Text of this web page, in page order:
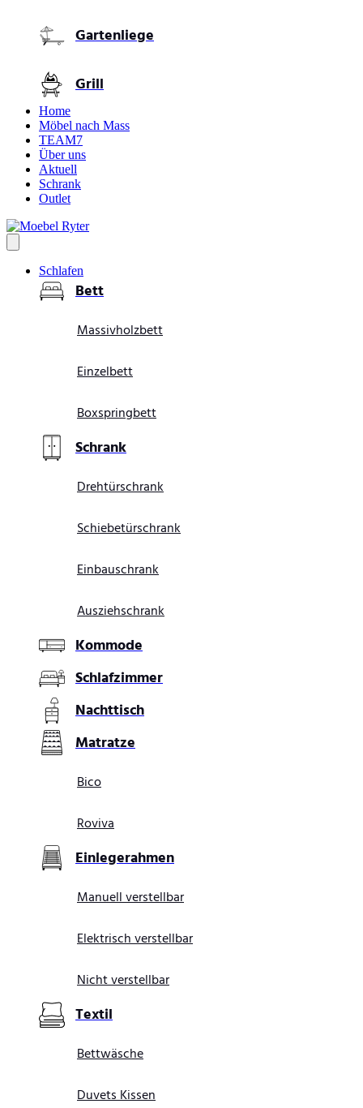
Gartenliege
Grill
Home
Möbel nach Mass
TEAM7
Über uns
Aktuell
Schrank
Outlet
Schlafen
Bett
Massivholzbett
Einzelbett
Boxspringbett
Schrank
Drehtürschrank
Schiebetürschrank
Einbauschrank
Ausziehschrank
Kommode
Schlafzimmer
Nachttisch
Matratze
Bico
Roviva
Einlegerahmen
Manuell verstellbar
Elektrisch verstellbar
Nicht verstellbar
Textil
Bettwäsche
Duvets Kissen